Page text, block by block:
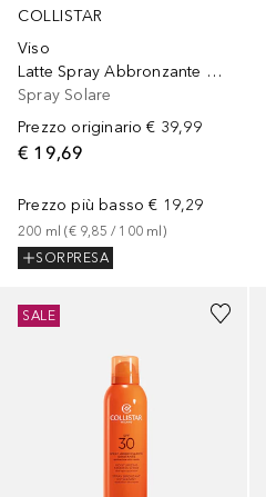
COLLISTAR
Viso
Latte Spray Abbronzante SPF 30
Spray Solare
Prezzo originario € 39,99
€ 19,69
Prezzo più basso € 19,29
200 ml (€ 9,85 / 100 ml )
SORPRESA
SALE